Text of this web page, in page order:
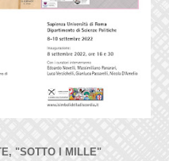
"SOTTO I MILLE"